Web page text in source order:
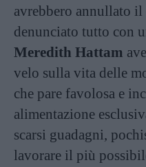
avrebbero annullato
denunciato tutto con
Meredith Hattam
velo sulla vita delle
che pare favolosa e
alimentazione
scarsi guadagni,
lavorare il più